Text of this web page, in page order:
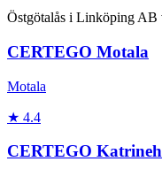
Östgötalås i Linköping AB
CERTEGO Motala
Motala
★ 4.4
CERTEGO